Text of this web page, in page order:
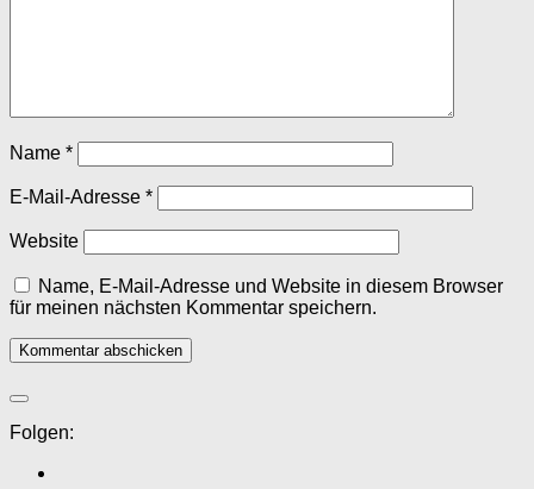
Name *
E-Mail-Adresse *
Website
Name, E-Mail-Adresse und Website in diesem Browser
für meinen nächsten Kommentar speichern.
Folgen: